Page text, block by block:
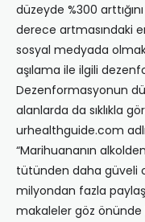
düzeyde %300
derece artmasındaki
sosyal medyada olmak
aşılama ile ilgili
Dezenformasyonun
alanlarda da sıklıkla
urhealthguide.com
“Marihuananın
tütünden daha güveli
milyondan fazla
makaleler göz